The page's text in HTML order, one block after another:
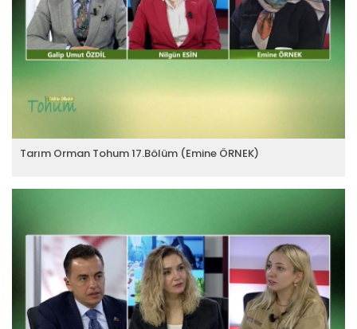
Tarım Orman Tohum 17.Bölüm (Emine ÖRNEK)